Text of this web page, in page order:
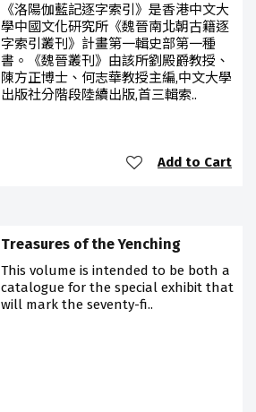
《洛陽伽藍記逐字索引》是香港中文大
學中國文化研究所《魏晉南北朝古籍逐
字索引叢刊》計畫第一輯史部第一種
書。《魏晉叢刊》由該所劉殿爵教授、
陳方正博士、何志華教授主編,中文大學
出版社分階段陸續出版,首三輯索..
Add to Cart
Treasures of the Yenching
This volume is intended to be both a
catalogue for the special exhibit that
will mark the seventy-fi..